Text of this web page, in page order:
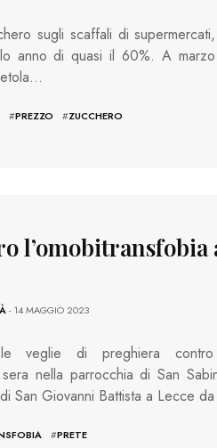
sugli scaffali di
anno di quasi il 60%. A
#PREZZO #ZUCCHERO
l’omobitransfobia
- 14 MAGGIO 2023
veglie di preghiera contro
nella parrocchia di San
San Giovanni Battista a Lecce
#PRETE